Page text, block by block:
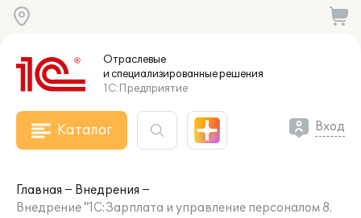
Отраслевые
и специализированныерешения
1С:Предприятие
Каталог Вход
Главная
Внедрения
Внедрение "1С:Зарплата и управление персоналом 8.